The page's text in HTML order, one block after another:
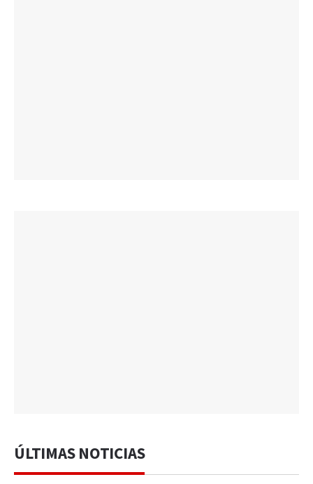
ÚLTIMAS NOTICIAS